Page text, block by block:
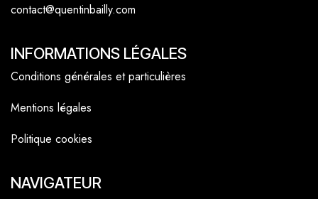
contact@quentinbailly.com
INFORMATIONS LÉGALES
Conditions générales et particulières
Mentions légales
Politique cookies
NAVIGATEUR